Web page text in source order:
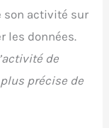
son activité sur
les données.
de
précise de